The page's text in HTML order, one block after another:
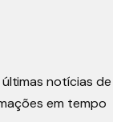
notícias de
em tempo